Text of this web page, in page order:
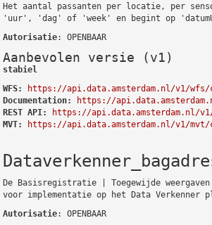
Het aantal passanten per locatie, per
'uur', 'dag' of 'week' en begint op
Autorisatie: OPENBAAR
Aanbevolen versie (v1)
stabiel
WFS:
https://api.data.amsterdam.nl/v1/wfs/
Documentation:
https://
REST API:
https://api.data.amsterdam.nl/
MVT:
https://api.data.amsterdam.nl/v1/mvt/
De Basisregistratie | Toegewijde
voor implementatie op het Data Verkenner
Autorisatie: OPENBAAR